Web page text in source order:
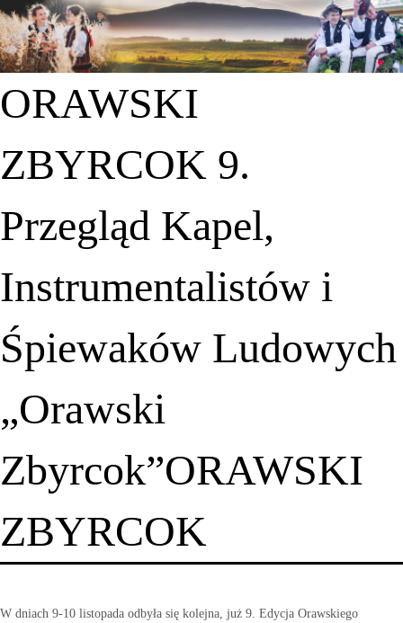
ORAWSKI
ZBYRCOK 9.
Przegląd Kapel,
Instrumentalistów i
Śpiewaków Ludowych
„Orawski
Zbyrcok”ORAWSKI
ZBYRCOK
W dniach 9-10 listopada odbyła się kolejna, już 9. Edycja Orawskiego